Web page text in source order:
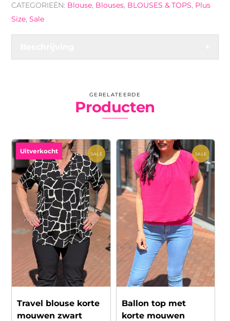
CATEGORIEËN: Blouse, Blouses, BLOUSES & TOPS, Plus
Size,Sale
GERELATEERDE
Producten
SALE
Uitverkocht
Travel blouse korte
mouwen zwart
SALE
Ballon top met
korte mouwen